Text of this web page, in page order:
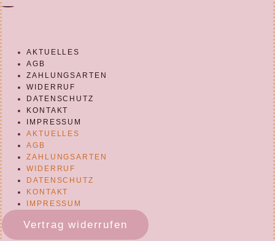
AKTUELLES
AGB
ZAHLUNGSARTEN
WIDERRUF
DATENSCHUTZ
KONTAKT
IMPRESSUM
AKTUELLES
AGB
ZAHLUNGSARTEN
WIDERRUF
DATENSCHUTZ
KONTAKT
IMPRESSUM
Vertrag widerrufen